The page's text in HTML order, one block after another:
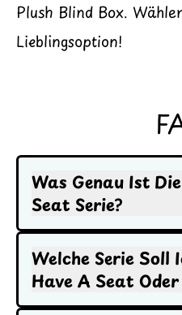
Plush Blind Box.
Lieblingsoption!
Was Genau Ist
Seat Serie?
Welche Serie Soll
Have A Seat